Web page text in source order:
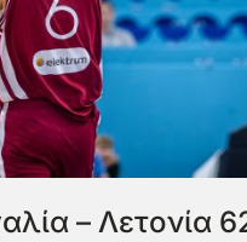
– Λετονία